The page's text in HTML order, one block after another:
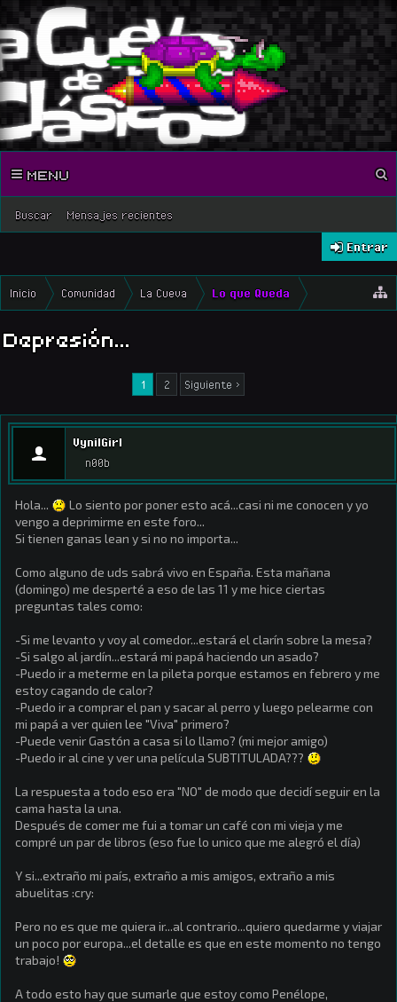
Buscar Mensajes recientes
MENU
Entrar
Inicio Comunidad La Cueva Lo que Queda
Depresión...
1 2 Siguiente >
VynilGirl
n00b
Hola...
Lo siento por poner esto acá...casi ni me conocen y yo
vengo a deprimirme en este foro...
Si tienen ganas lean y si no no importa...
Como alguno de uds sabrá vivo en España. Esta mañana
(domingo) me desperté a eso de las 11 y me hice ciertas
preguntas tales como:
-Si me levanto y voy al comedor...estará el clarín sobre la mesa?
-Si salgo al jardín...estará mi papá haciendo un asado?
-Puedo ir a meterme en la pileta porque estamos en febrero y me
estoy cagando de calor?
-Puedo ir a comprar el pan y sacar al perro y luego pelearme con
mi papá a ver quien lee "Viva" primero?
-Puede venir Gastón a casa si lo llamo? (mi mejor amigo)
-Puedo ir al cine y ver una película SUBTITULADA???
La respuesta a todo eso era "NO" de modo que decidí seguir en la
cama hasta la una.
Después de comer me fui a tomar un café con mi vieja y me
compré un par de libros (eso fue lo unico que me alegró el día)
Y si...extraño mi país, extraño a mis amigos, extraño a mis
abuelitas :cry:
Pero no es que me quiera ir...al contrario...quiero quedarme y viajar
un poco por europa...el detalle es que en este momento no tengo
trabajo!
A todo esto hay que sumarle que estoy como Penélope,